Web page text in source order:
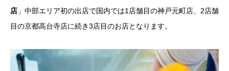
店 」中部エリア初の出店で国内では1店舗目の神戸元町店、2店舗
目の京都高台寺店に続き3店目のお店となります。